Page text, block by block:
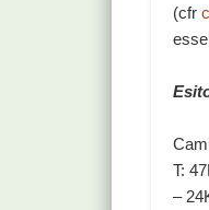
(cfr
T:
–